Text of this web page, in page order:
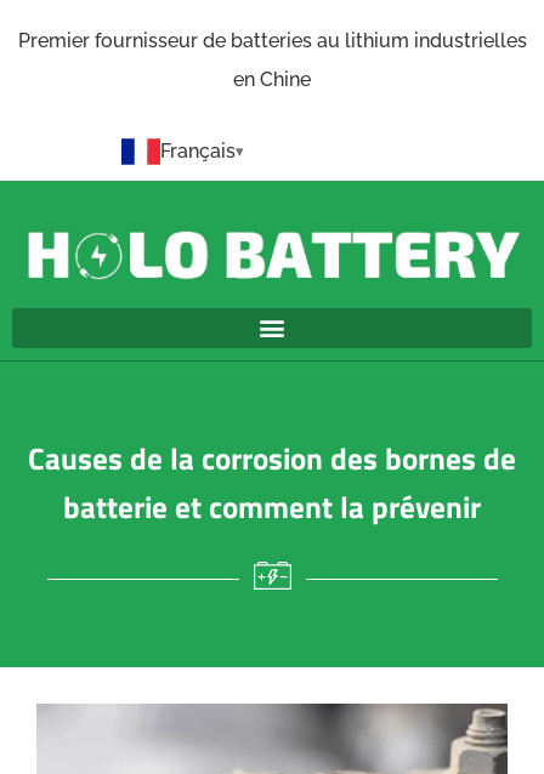
Premier fournisseur de batteries au lithium industrielles
en Chine
Français
Causes de la corrosion des bornes de
batterie et comment la prévenir